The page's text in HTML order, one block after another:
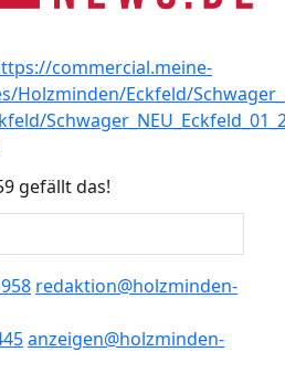
gefällt das!
redaktion@holzminden-
anzeigen@holzminden-